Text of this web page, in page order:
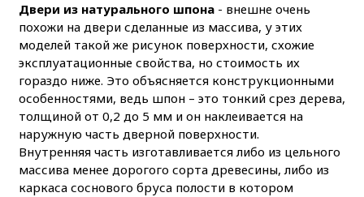
Двери из натурального шпона- внешне очень
похожи на двери сделанные из массива, у этих
моделей такой же рисунок поверхности, схожие
эксплуатационные свойства, но стоимость их
гораздо ниже. Это объясняется конструкционными
особенностями, ведь шпон – это тонкий срез дерева,
толщиной от 0,2 до 5 мм и он наклеивается на
наружную часть дверной поверхности.
Внутренняя часть изготавливается либо из цельного
массива менее дорогого сорта древесины, либо из
каркаса соснового бруса полости в котором